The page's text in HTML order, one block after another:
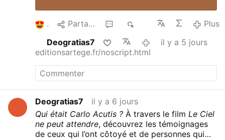
1 Partager
Plus
Deogratias7
il y a 5 jours
editionsartege.fr/noscript.html
Deogratias7
il y a 6 jours
Qui était Carlo Acutis ? À travers le filmLe Ciel
ne peut attendre, découvrez les témoignages
de ceux qui l’ont côtoyé et de personnes qui